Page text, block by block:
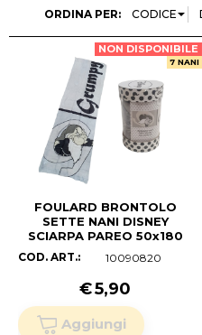
ORDINA PER:
FOULARD BRONTOLO
SETTE NANI DISNEY
SCIARPA PAREO 50x180
CM IN VISCOSA - D83072
COD. ART.: 10090820
7 NANI
NON DISPONIBILE
€5,90